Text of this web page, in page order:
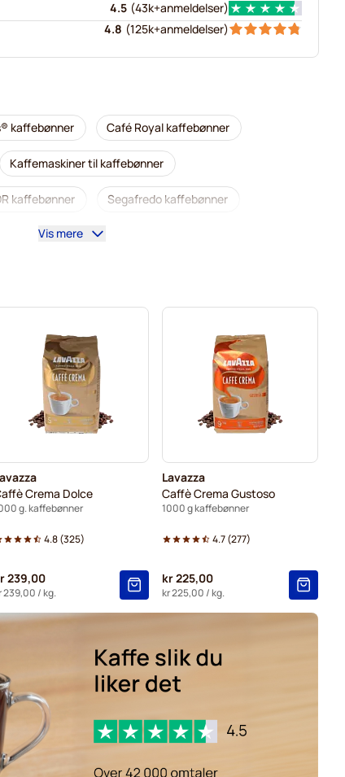
4.5 (43k+anmeldelser)
4.8 (125k+anmeldelser)
kaffebønner Café Royal kaffebønner
Kaffemaskiner til kaffebønner
kaffebønner Segafredo kaffebønner
Merrild kaffebønner
Kaffebønner Kaffekapslen kaffebønner
Vis mere
Crema Dolce
g. kaffebønner
4.8(325)
239,00
239,00 / kg.
Lavazza
Caffè Crema Gustoso
1000 g kaffebønner
4.7(277)
kr 225,00
kr 225,00 / kg.